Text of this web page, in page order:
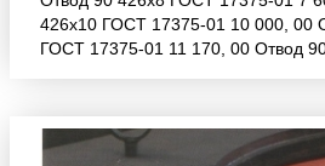
426х10 ГОСТ 17375-01 10 000, 00
ГОСТ 17375-01 11 170, 00 Отвод